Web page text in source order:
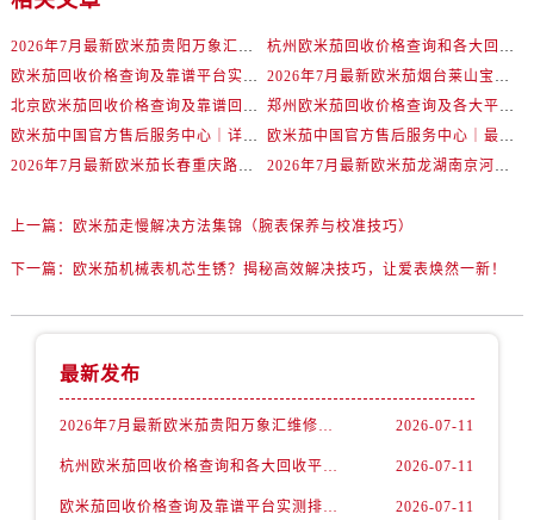
内蒙古自治区鄂尔多斯市东胜区伊金霍洛街欧米茄售后服务中心（需提前预约）
内蒙古自治区呼伦贝尔市海拉尔区中央街欧米茄售后服务中心（需提前预约）
内蒙古自治区通辽市科尔沁区明仁大街欧米茄售后服务中心（需提前预约）
内蒙古自治区乌海市海勃湾区人民南路欧米茄售后服务中心（需提前预约）
内蒙古自治区乌兰察布市集宁区恩和大街欧米茄售后服务中心（需提前预约）
山西省大同市平城区迎宾街欧米茄售后服务中心（需提前预约）
2026年7月最新欧米茄贵阳万象汇维修保养服务电话
杭州欧米茄回收价格查询和各大回收平台实测排行（2026年7月最新数据）
欧米茄回收价格查询及靠谱平台实测排行(2026年7月最新)
2026年7月最新欧米茄烟台莱山宝龙广场维修保养服务电话
北京欧米茄回收价格查询及靠谱回收平台实测排行（2026年7月最新数据）
郑州欧米茄回收价格查询及各大平台实测排行(2026年7月最新数据)
欧米茄中国官方售后服务中心｜详细地址与售后电话权威信息通知（2026年7月最新）
欧米茄中国官方售后服务中心｜最新维修地址及官方电话权威信息通告（2026年7月最新）
2026年7月最新欧米茄长春重庆路万达广场维修保养服务电话
2026年7月最新欧米茄龙湖南京河西天街维修保养服务电话
上一篇： 欧米茄走慢解决方法集锦（腕表保养与校准技巧）
下一篇： 欧米茄机械表机芯生锈？揭秘高效解决技巧，让爱表焕然一新！
最新发布
2026年7月最新欧米茄贵阳万象汇维修保养服务电话 2026-07-11
杭州欧米茄回收价格查询和各大回收平台实测排行（2026年7月最新数据） 2026-07-11
欧米茄回收价格查询及靠谱平台实测排行(2026年7月最新) 2026-07-11